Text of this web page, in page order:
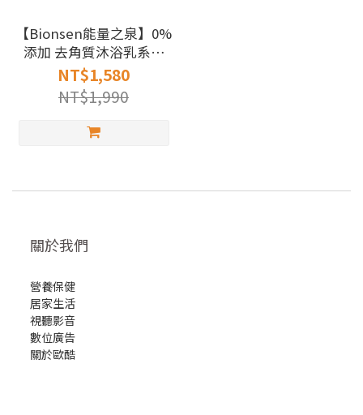
【Bionsen能量之泉】0%
添加 去角質沐浴乳系列
400ml
NT$1,580
NT$1,990
關於我們
營養保健
居家生活
視聽影音
數位廣告
關於歐酷